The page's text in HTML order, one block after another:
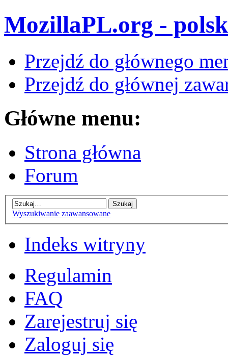
MozillaPL.org -
Przejdź do głównego
Przejdź do głównej
Główne menu:
Strona główna
Forum
Wyszukiwanie zaawansowane
Indeks witryny
Regulamin
FAQ
Zarejestruj się
Zaloguj się